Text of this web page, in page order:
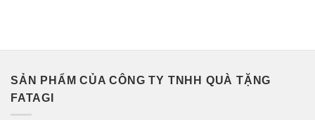
SẢN PHẨM CỦA CÔNG TY TNHH QUÀ TẶNG
FATAGI